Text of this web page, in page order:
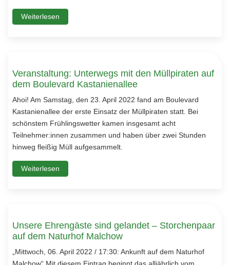
Weiterlesen
Veranstaltung: Unterwegs mit den Müllpiraten auf
dem Boulevard Kastanienallee
Ahoi! Am Samstag, den 23. April 2022 fand am Boulevard
Kastanienallee der erste Einsatz der Müllpiraten statt. Bei
schönstem Frühlingswetter kamen insgesamt acht
Teilnehmer:innen zusammen und haben über zwei Stunden
hinweg fleißig Müll aufgesammelt.
Weiterlesen
Unsere Ehrengäste sind gelandet – Storchenpaar
auf dem Naturhof Malchow
„Mittwoch, 06. April 2022 / 17:30: Ankunft auf dem Naturhof
Malchow“ Mit diesem Eintrag beginnt das alljährlich vom